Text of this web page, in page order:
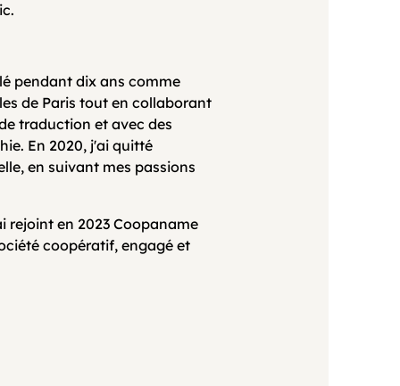
pendant dix ans comme
de Paris tout en collaborant
traduction et avec des
En 2020, j'ai quitté
en suivant mes passions
rejoint en 2023 Coopaname
coopératif, engagé et